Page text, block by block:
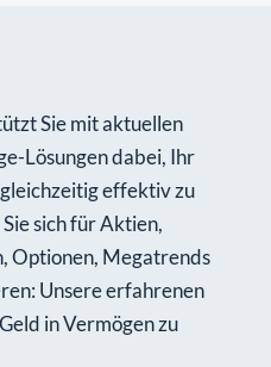
Sie mit aktuellen
Lösungen dabei, Ihr
effektiv zu
sich für Aktien,
Optionen, Megatrends
Unsere erfahrenen
in Vermögen zu